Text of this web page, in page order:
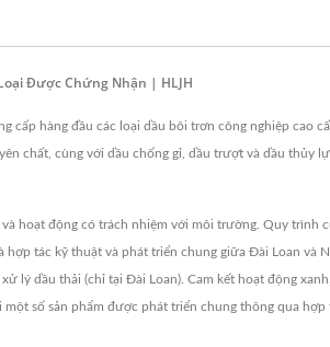
Được Chứng Nhận | HLJH
cấp hàng đầu các loại dầu bôi trơn công nghiệp cao
chất, cùng với dầu chống gỉ, dầu trượt và dầu thủy
hoạt động có trách nhiệm với môi trường. Quy
tác kỹ thuật và phát triển chung giữa Đài Loan và
lý dầu thải (chỉ tại Đài Loan). Cam kết hoạt động
số sản phẩm được phát triển chung thông qua